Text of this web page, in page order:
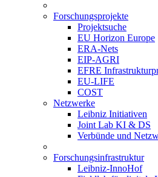
Forschungsprojekte
Projektsuche
EU Horizon Europe
ERA-Nets
EIP-AGRI
EFRE
EU-LIFE
COST
Netzwerke
Leibniz Initiativen
Joint Lab KI & DS
Verbünde und
Forschungsinfrastruktur
Leibniz-InnoHof